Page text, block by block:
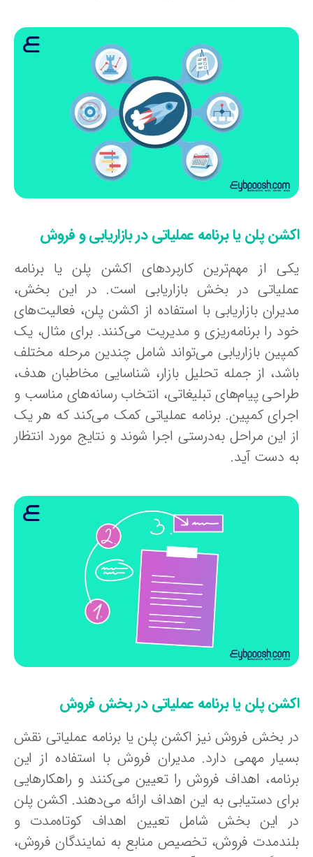
پلن یا برنامه عملیاتی در بازاریابی و فروش
از مهم‌ترین کاربردهای اکشن پلن یا برنامه
در بخش بازاریابی است. در این بخش،
بازاریابی با استفاده از اکشن پلن، فعالیت‌های
را برنامه‌ریزی و مدیریت می‌کنند. برای مثال، یک
بازاریابی می‌تواند شامل چندین مرحله مختلف
از جمله تحلیل بازار، شناسایی مخاطبان هدف،
پیام‌های تبلیغاتی، انتخاب رسانه‌های مناسب و
کمپین. برنامه عملیاتی کمک می‌کند که هر یک
این مراحل به‌درستی اجرا شوند و نتایج مورد انتظار
دست آید.
پلن یا برنامه عملیاتی در بخش فروش
بخش فروش نیز اکشن پلن یا برنامه عملیاتی نقش
مهمی دارد. مدیران فروش با استفاده از این
اهداف فروش را تعیین می‌کنند و راهکارهایی
دستیابی به این اهداف ارائه می‌دهند. اکشن پلن
این بخش شامل تعیین اهداف کوتاه‌مدت و
فروش، تخصیص منابع به نمایندگان فروش،